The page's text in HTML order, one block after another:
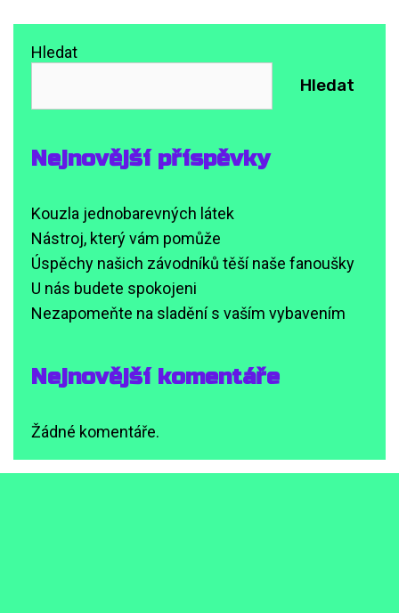
Hledat
Hledat
Nejnovější příspěvky
Kouzla jednobarevných látek
Nástroj, který vám pomůže
Úspěchy našich závodníků těší naše fanoušky
U nás budete spokojeni
Nezapomeňte na sladění s vaším vybavením
Nejnovější komentáře
Žádné komentáře.